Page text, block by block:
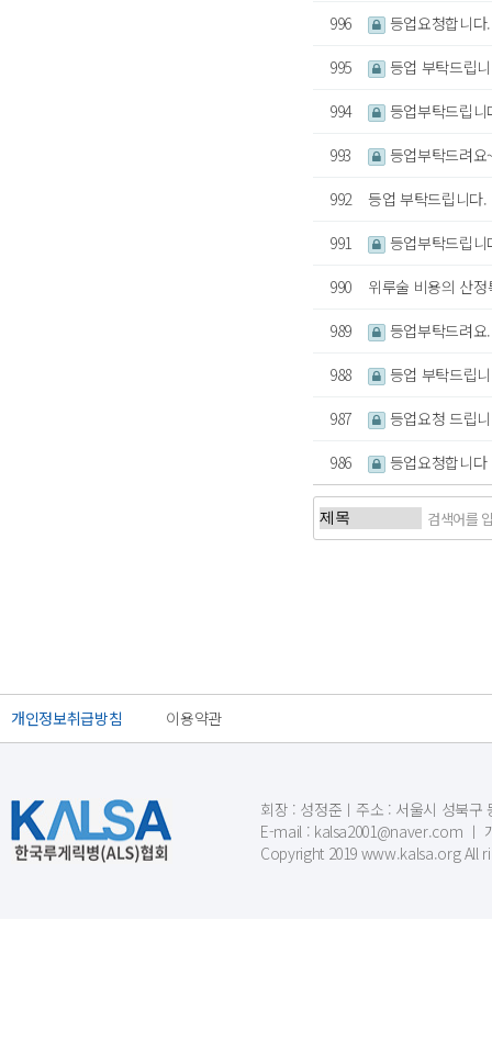
996
등업요청합니다.
995
등업 부탁드립
994
등업부탁드립니
993
등업부탁드려요
992
등업 부탁드립니다.
991
등업부탁드립니
990
위루술 비용의 산
989
등업부탁드려요
988
등업 부탁드립
987
등업요청 드립
986
등업요청합니다
개인정보취급방침 이용약관
회장 : 성정준ㅣ주소 : 서울시 성북구
E-mail : kalsa2001@naver.com ㅣ
Copyright 2019 www.kalsa.org All